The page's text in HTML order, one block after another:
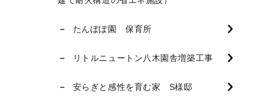
たんぽぽ園 保育所
リトルニュートン八木園舎増築工事
安らぎと感性を育む家 S様邸